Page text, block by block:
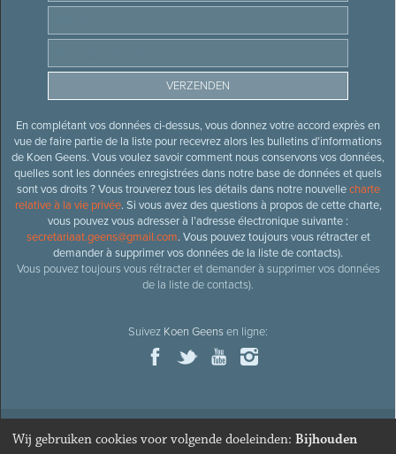
En complétant vos données ci-dessus, vous donnez votre accord exprès en
vue de faire partie de la liste pour recevrez alors les bulletins d’informations
de Koen Geens. Vous voulez savoir comment nous conservons vos données,
quelles sont les données enregistrées dans notre base de données et quels
sont vos droits ? Vous trouverez tous les détails dans notre nouvellecharte
relative à la vie privée. Si vous avez des questions à propos de cette charte,
vous pouvez vous adresser à l’adresse électronique suivante :
secretariaat.geens@gmail.com. Vous pouvez toujours vous rétracter et
demander à supprimer vos données de la liste de contacts).
Vous pouvez toujours vous rétracter et demander à supprimer vos données
de la liste de contacts).
Suivez Koen Geensen ligne:
Wij gebruiken cookies voor volgende doeleinden: Bijhouden